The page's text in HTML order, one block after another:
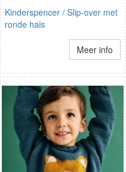
Kinderspencer / Slip-over met
ronde hals
Meer info